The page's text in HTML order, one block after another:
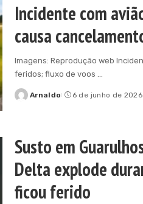
Incidente com
causa
Imagens: Reprodução web
feridos; fluxo de voos
Posted
Arnaldo 6 de junho de 2026
Susto em
Delta explode
ficou ferido